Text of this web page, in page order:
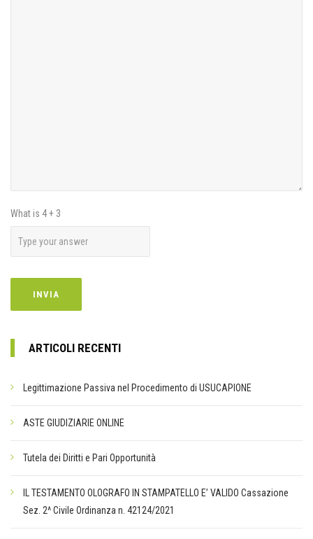
What is 4+ 3
ARTICOLI RECENTI
Legittimazione Passiva nel Procedimento di USUCAPIONE
ASTE GIUDIZIARIE ONLINE
Tutela dei Diritti e Pari Opportunità
IL TESTAMENTO OLOGRAFO IN STAMPATELLO E’ VALIDO Cassazione
Sez. 2^ Civile Ordinanza n. 42124/2021